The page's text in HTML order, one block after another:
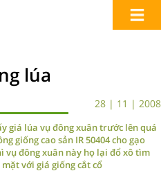
lúa
28 | 11 | 2008
giá lúa vụ đông xuân trước lên quá
giống cao sản IR 50404 cho gạo
vụ đông xuân này họ lại đổ xô tìm
với giá giống cắt cổ